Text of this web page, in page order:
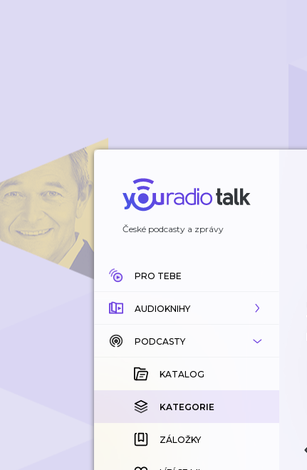
České podcasty a zprávy
PRO TEBE
AUDIOKNIHY
KATALOG
KOUPENÉ
KATEGORIE
ZÁLOŽKY
PODCASTY
KATALOG
KATEGORIE
ZÁLOŽKY